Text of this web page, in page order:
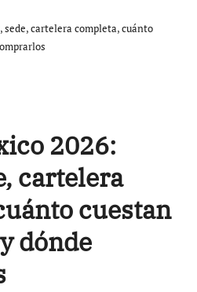
sede, cartelera completa, cuánto
2026:
cartelera
cuestan
dónde